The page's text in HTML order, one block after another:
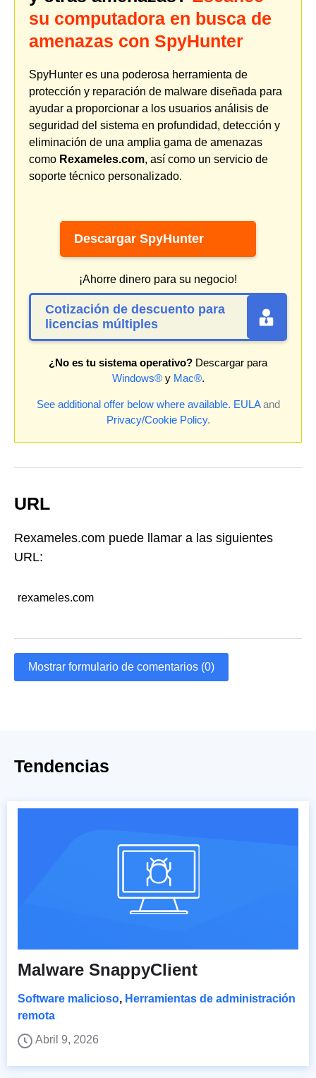
su computadora en busca de
amenazas con SpyHunter
SpyHunter es una poderosa herramienta de
protección y reparación de malware diseñada para
ayudar a proporcionar a los usuarios análisis de
seguridad del sistema en profundidad, detección y
eliminación de una amplia gama de amenazas
como Rexameles.com, así como un servicio de
soporte técnico personalizado.
Descargar SpyHunter
¡Ahorre dinero para su negocio!
Cotización de descuento para
licencias múltiples
¿No es tu sistema operativo? Descargar para
Windows®y Mac®.
See additional offer below where available. EULAand
Privacy/Cookie Policy.
URL
Rexameles.com puede llamar a las siguientes
URL:
rexameles.com
Mostrar formulario de comentarios (0)
Tendencias
Malware SnappyClient
Software malicioso, Herramientas de administración
remota
Abril 9, 2026